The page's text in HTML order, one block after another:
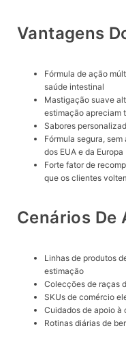
Vantagens
Fórmula de ação
saúde intestinal
Mastigação suave
estimação apreciam
Sabores
Fórmula segura,
dos EUA e da Europa
Forte fator de
que os clientes
Cenários De
Linhas de produtos
estimação
Colecções de raças
SKUs de comércio
Cuidados de apoio à
Rotinas diárias de